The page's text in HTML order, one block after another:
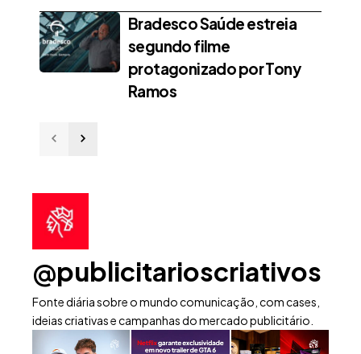
Bradesco Saúde estreia
segundo filme
protagonizado por Tony
Ramos
@publicitarioscriativos
Fonte diária sobre o mundo comunicação, com cases,
ideias criativas e campanhas do mercado publicitário.